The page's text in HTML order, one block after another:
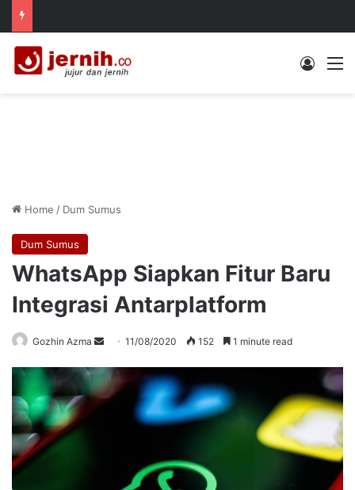
Log In
Home / Dum Sumus
Dum Sumus
WhatsApp Siapkan Fitur Baru
Integrasi Antarplatform
Gozhin Azma
Send
email
11/08/2020 152 1 minute read